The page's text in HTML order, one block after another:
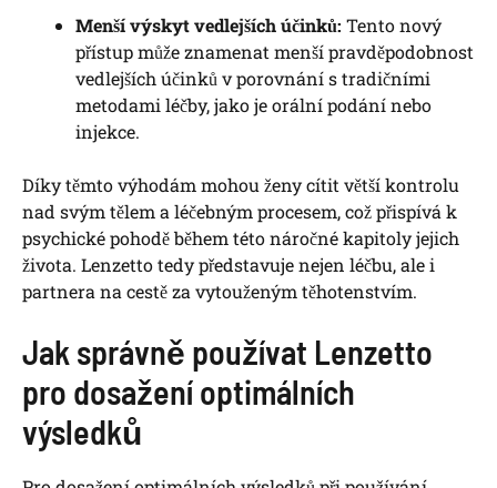
Menší výskyt vedlejších účinků: Tento nový
přístup může znamenat menší pravděpodobnost
vedlejších účinků v porovnání s tradičními
metodami léčby, jako je orální podání nebo
injekce.
Díky těmto výhodám mohou ženy cítit větší kontrolu
nad svým tělem a léčebným procesem, což přispívá k
psychické pohodě během této náročné kapitoly jejich
života. Lenzetto tedy představuje nejen léčbu, ale i
partnera na cestě za vytouženým těhotenstvím.
Jak správně používat Lenzetto
pro dosažení optimálních
výsledků